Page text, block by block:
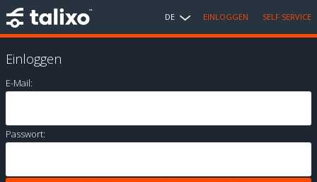
DE EINLOGGEN SELF SERVICE
Einloggen
E-Mail:
Passwort: